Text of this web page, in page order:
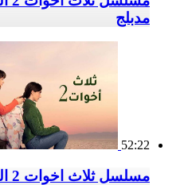
مدبلج
52:22